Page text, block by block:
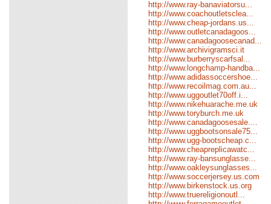
http://www.ray-banaviatorsu...
http://www.coachoutletsclea...
http://www.cheap-jordans.us...
http://www.outletcanadagoos...
http://www.canadagoosecanad...
http://www.archivigramsci.it
http://www.burberryscarfsal...
http://www.longchamp-handba...
http://www.adidassoccershoe...
http://www.recoilmag.com.au...
http://www.uggoutlet70off.i...
http://www.nikehuarache.me.uk
http://www.toryburch.me.uk
http://www.canadagoosesale....
http://www.uggbootsonsale75...
http://www.ugg-bootscheap.c...
http://www.cheapreplicawatc...
http://www.ray-bansunglasse...
http://www.oakleysunglasses...
http://www.soccerjersey.us.com
http://www.birkenstock.us.org
http://www.truereligionoutl...